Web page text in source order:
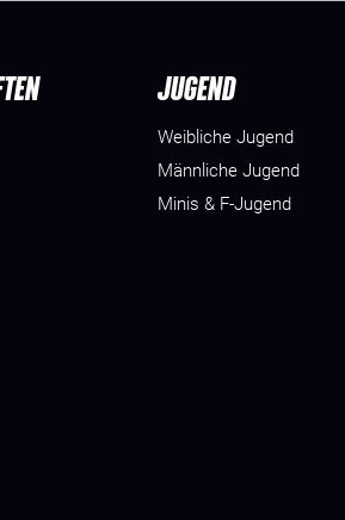
JUGEND
Weibliche Jugend
Männliche Jugend
Minis & F-Jugend